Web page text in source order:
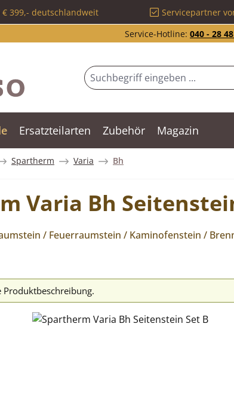
399,- deutschlandweit Servicepartner
Service-Hotline: 040 - 28
Ersatzteilarten Zubehör Magazin
Spartherm Varia Bh
Varia Bh
/ Feuerraumstein / Kaminofenstein /
Produktbeschreibung.